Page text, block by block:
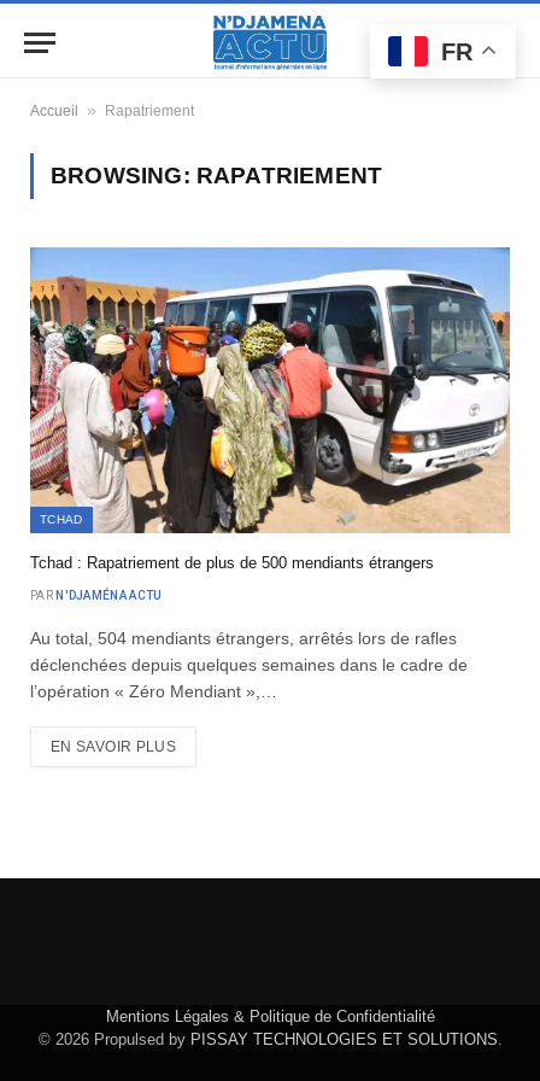
Accueil » Rapatriement
BROWSING: RAPATRIEMENT
TCHAD
Tchad : Rapatriement de plus de 500 mendiants étrangers
PAR N'DJAMÉNA ACTU
Au total, 504 mendiants étrangers, arrêtés lors de rafles
déclenchées depuis quelques semaines dans le cadre de
l’opération « Zéro Mendiant »,…
EN SAVOIR PLUS
Mentions Légales & Politique de Confidentialité
© 2026 Propulsed by PISSAY TECHNOLOGIES ET SOLUTIONS
FR